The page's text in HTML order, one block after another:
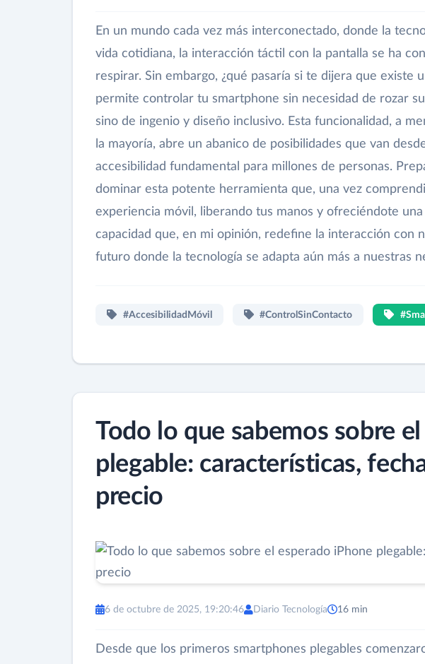
En un mundo cada vez más interconectado, donde la
vida cotidiana, la interacción táctil con la pantalla se ha
respirar. Sin embargo, ¿qué pasaría si te dijera que existe
permite controlar tu smartphone sin necesidad de rozar
sino de ingenio y diseño inclusivo. Esta funcionalidad, a
la mayoría, abre un abanico de posibilidades que van
accesibilidad fundamental para millones de personas.
dominar esta potente herramienta que, una vez
experiencia móvil, liberando tus manos y ofreciéndote
capacidad que, en mi opinión, redefine la interacción con
futuro donde la tecnología se adapta aún más a nuestras
#AccesibilidadMóvil #ControlSinContacto
Todo lo que sabemos sobre
plegable: características,
precio
6 de octubre de 2025, 19:20:46 Diario Tecnología 16 min
Desde que los primeros smartphones plegables